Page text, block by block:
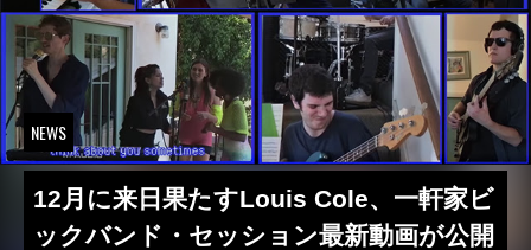
NEWS
12月に来日果たすLouis Cole、一軒家ビ
ックバンド・セッション最新動画が公開